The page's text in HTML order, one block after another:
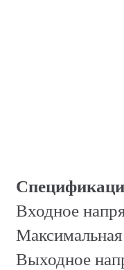
Входное
Выходное